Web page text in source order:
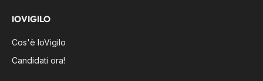
IOVIGILO
Cos'è IoVigilo
Candidati ora!